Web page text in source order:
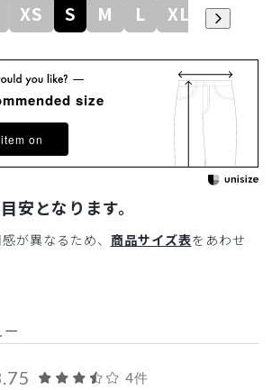
XS S M L XL
size
on
安となります。
が異なるため、 商品サイズ表をあわせ
4件